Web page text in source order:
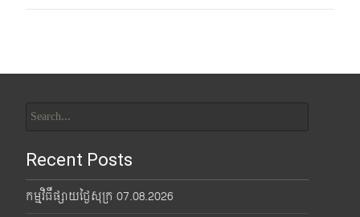
for:
Recent Posts
កម្មវិធីផ្សាយថ្ងៃសុក្រ 07.08.2026